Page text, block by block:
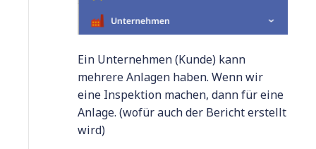
Ein Unternehmen (Kunde) kann
mehrere Anlagen haben. Wenn wir
eine Inspektion machen, dann für eine
Anlage. (wofür auch der Bericht erstellt
wird)